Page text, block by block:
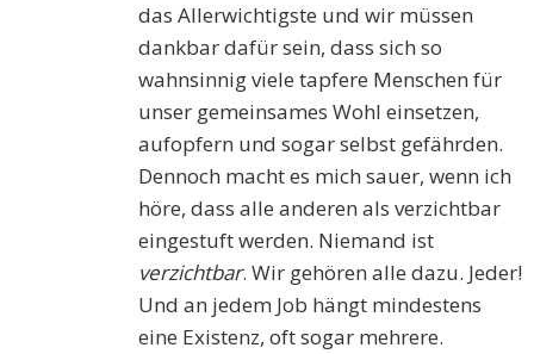
das Allerwichtigste und wir müssen
dankbar dafür sein, dass sich so
wahnsinnig viele tapfere Menschen für
unser gemeinsames Wohl einsetzen,
aufopfern und sogar selbst gefährden.
Dennoch macht es mich sauer, wenn ich
höre, dass alle anderen als verzichtbar
eingestuft werden. Niemand ist
verzichtbar. Wir gehören alle dazu. Jeder!
Und an jedem Job hängt mindestens
eine Existenz, oft sogar mehrere.